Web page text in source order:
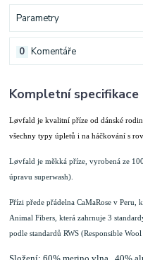
Parametry
Komentáře
0
Kompletní specifikace
Løvfald je kvalitní příze od dánské
všechny typy úpletů i na háčkování s
Løvfald je měkká příze, vyrobená ze
úpravu superwash).
Přízi přede přádelna CaMaRose v Peru,
Animal Fibers, která zahrnuje 3
podle standardů RWS (Responsible